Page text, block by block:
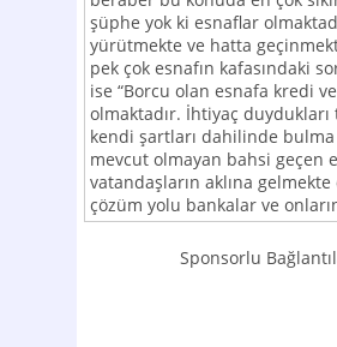
şüphe yok ki esnaflar
yürütmekte ve hatta
pek çok esnafın kafasındaki
ise “Borcu olan esnafa kredi
olmaktadır. İhtiyaç duydukları
kendi şartları dahilinde bulma
mevcut olmayan bahsi geçen
vatandaşların aklına
çözüm yolu bankalar ve
Sponsorlu